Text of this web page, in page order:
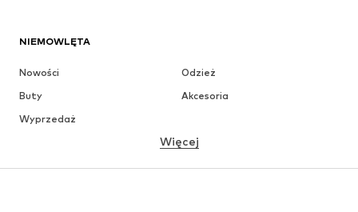
NIEMOWLĘTA
Nowości
Odzież
Buty
Akcesoria
Wyprzedaż
Więcej